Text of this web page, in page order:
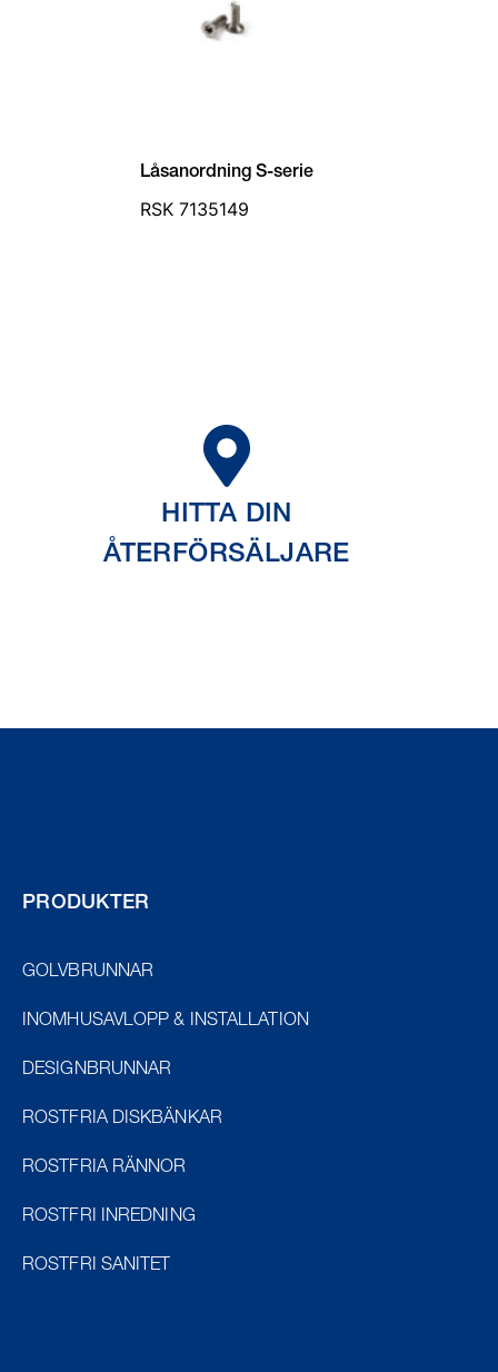
Låsanordning S-serie
RSK 7135149
HITTA DIN
ÅTERFÖRSÄLJARE
PRODUKTER
GOLVBRUNNAR
INOMHUSAVLOPP & INSTALLATION
DESIGNBRUNNAR
ROSTFRIA DISKBÄNKAR
ROSTFRIA RÄNNOR
ROSTFRI INREDNING
ROSTFRI SANITET